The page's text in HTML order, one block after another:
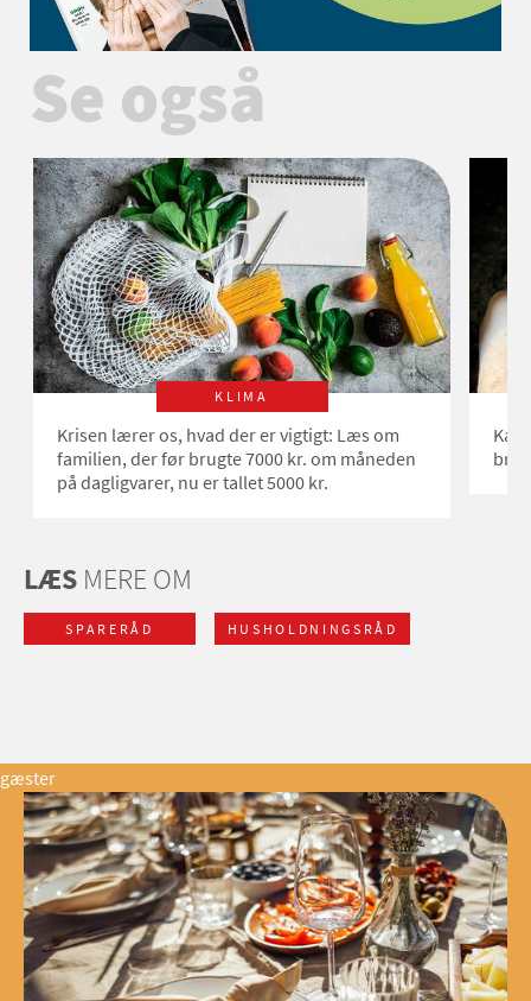
Se også
KLIMA
Krisen lærer os, hvad der er vigtigt: Læs om
familien, der før brugte 7000 kr. om måneden
på dagligvarer, nu er tallet 5000 kr.
Kan
LÆS MERE OM
SPARERÅD HUSHOLDNINGSRÅD
gæster